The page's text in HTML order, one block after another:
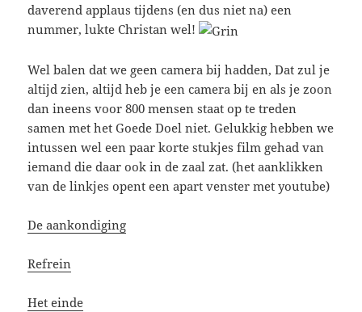
daverend applaus tijdens (en dus niet na) een
nummer, lukte Christan wel!
Wel balen dat we geen camera bij hadden, Dat zul je
altijd zien, altijd heb je een camera bij en als je zoon
dan ineens voor 800 mensen staat op te treden
samen met het Goede Doel niet. Gelukkig hebben we
intussen wel een paar korte stukjes film gehad van
iemand die daar ook in de zaal zat. (het aanklikken
van de linkjes opent een apart venster met youtube)
De aankondiging
Refrein
Het einde